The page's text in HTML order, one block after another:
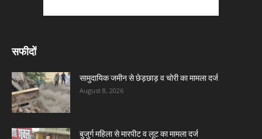
सफीदों
सामुदायिक जमीन से छेड़छाड़ व चोरी का मामला दर्ज
August 8, 2026
बुजुर्ग महिला से मारपीट व लूट का मामला दर्ज